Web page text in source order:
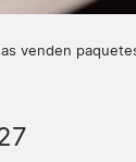
venden